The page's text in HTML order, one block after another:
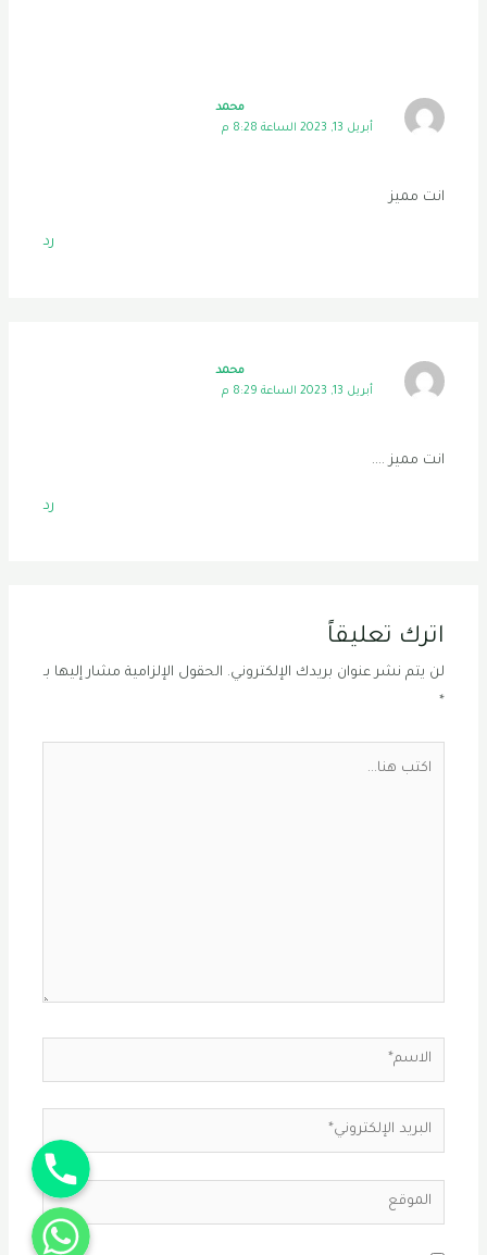
محمد
أبريل 13, 2023 الساعة 8:28 م
انت مميز
رد
محمد
أبريل 13, 2023 الساعة 8:29 م
انت مميز ….
رد
اترك تعليقاً
لن يتم نشر عنوان بريدك الإلكتروني. الحقول الإلزامية مشار إليها بـ
*
الاسم*
البريد
الإلكتروني*
الموقع
Phone
WhatsApp